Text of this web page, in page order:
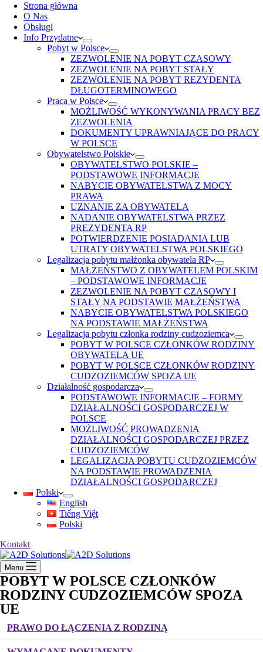
Strona główna
O Nas
Obsługi
Info Przydatne
Pobyt w Polsce
ZEZWOLENIE NA POBYT CZASOWY
ZEZWOLENIE NA POBYT STAŁY
ZEZWOLENIE NA POBYT REZYDENTA
DŁUGOTERMINOWEGO
Praca w Polsce
MOŻLIWOŚĆ WYKONYWANIA PRACY BEZ
ZEZWOLENIA
DOKUMENTY UPRAWNIAJĄCE DO PRACY
W POLSCE
Obywatelstwo Polskie
OBYWATELSTWO POLSKIE –
PODSTAWOWE INFORMACJE
NABYCIE OBYWATELSTWA Z MOCY
PRAWA
UZNANIE ZA OBYWATELA
NADANIE OBYWATELSTWA PRZEZ
PREZYDENTA RP
POTWIERDZENIE POSIADANIA LUB
UTRATY OBYWATELSTWA POLSKIEGO
Legalizacja pobytu małżonka obywatela RP
MAŁŻEŃSTWO Z OBYWATELEM POLSKIM
– PODSTAWOWE INFORMACJE
ZEZWOLENIE NA POBYT CZASOWY I
STAŁY NA PODSTAWIE MAŁŻEŃSTWA
NABYCIE OBYWATELSTWA POLSKIEGO
NA PODSTAWIE MAŁŻEŃSTWA
Legalizacja pobytu członka rodziny cudzoziemca
POBYT W POLSCE CZŁONKÓW RODZINY
OBYWATELA UE
POBYT W POLSCE CZŁONKÓW RODZINY
CUDZOZIEMCÓW SPOZA UE
Działalność gospodarcza
PODSTAWOWE INFORMACJE – FORMY
DZIAŁALNOŚCI GOSPODARCZEJ W
POLSCE
MOŻLIWOŚĆ PROWADZENIA
DZIAŁALNOŚCI GOSPODARCZEJ PRZEZ
CUDZOZIEMCÓW
LEGALIZACJA POBYTU CUDZOZIEMCÓW
NA PODSTAWIE PROWADZENIA
DZIAŁALNOŚCI GOSPODARCZEJ
Polski
English
Tiếng Việt
Polski
Kontakt
Menu
POBYT W POLSCE CZŁONKÓW
RODZINY CUDZOZIEMCÓW SPOZA
UE
PRAWO DO ŁĄCZENIA Z RODZINĄ